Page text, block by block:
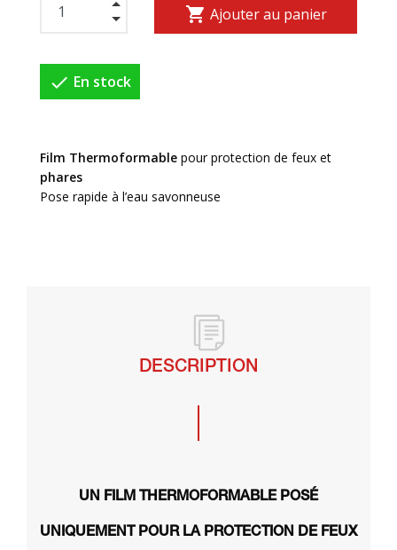
shopping_cart Ajouter au panier
 En stock
Film Thermoformable pour protection de feux et
phares
Pose rapide à l’eau savonneuse
DESCRIPTION
UN FILM THERMOFORMABLE POSÉ
UNIQUEMENT POUR LA PROTECTION DE FEUX